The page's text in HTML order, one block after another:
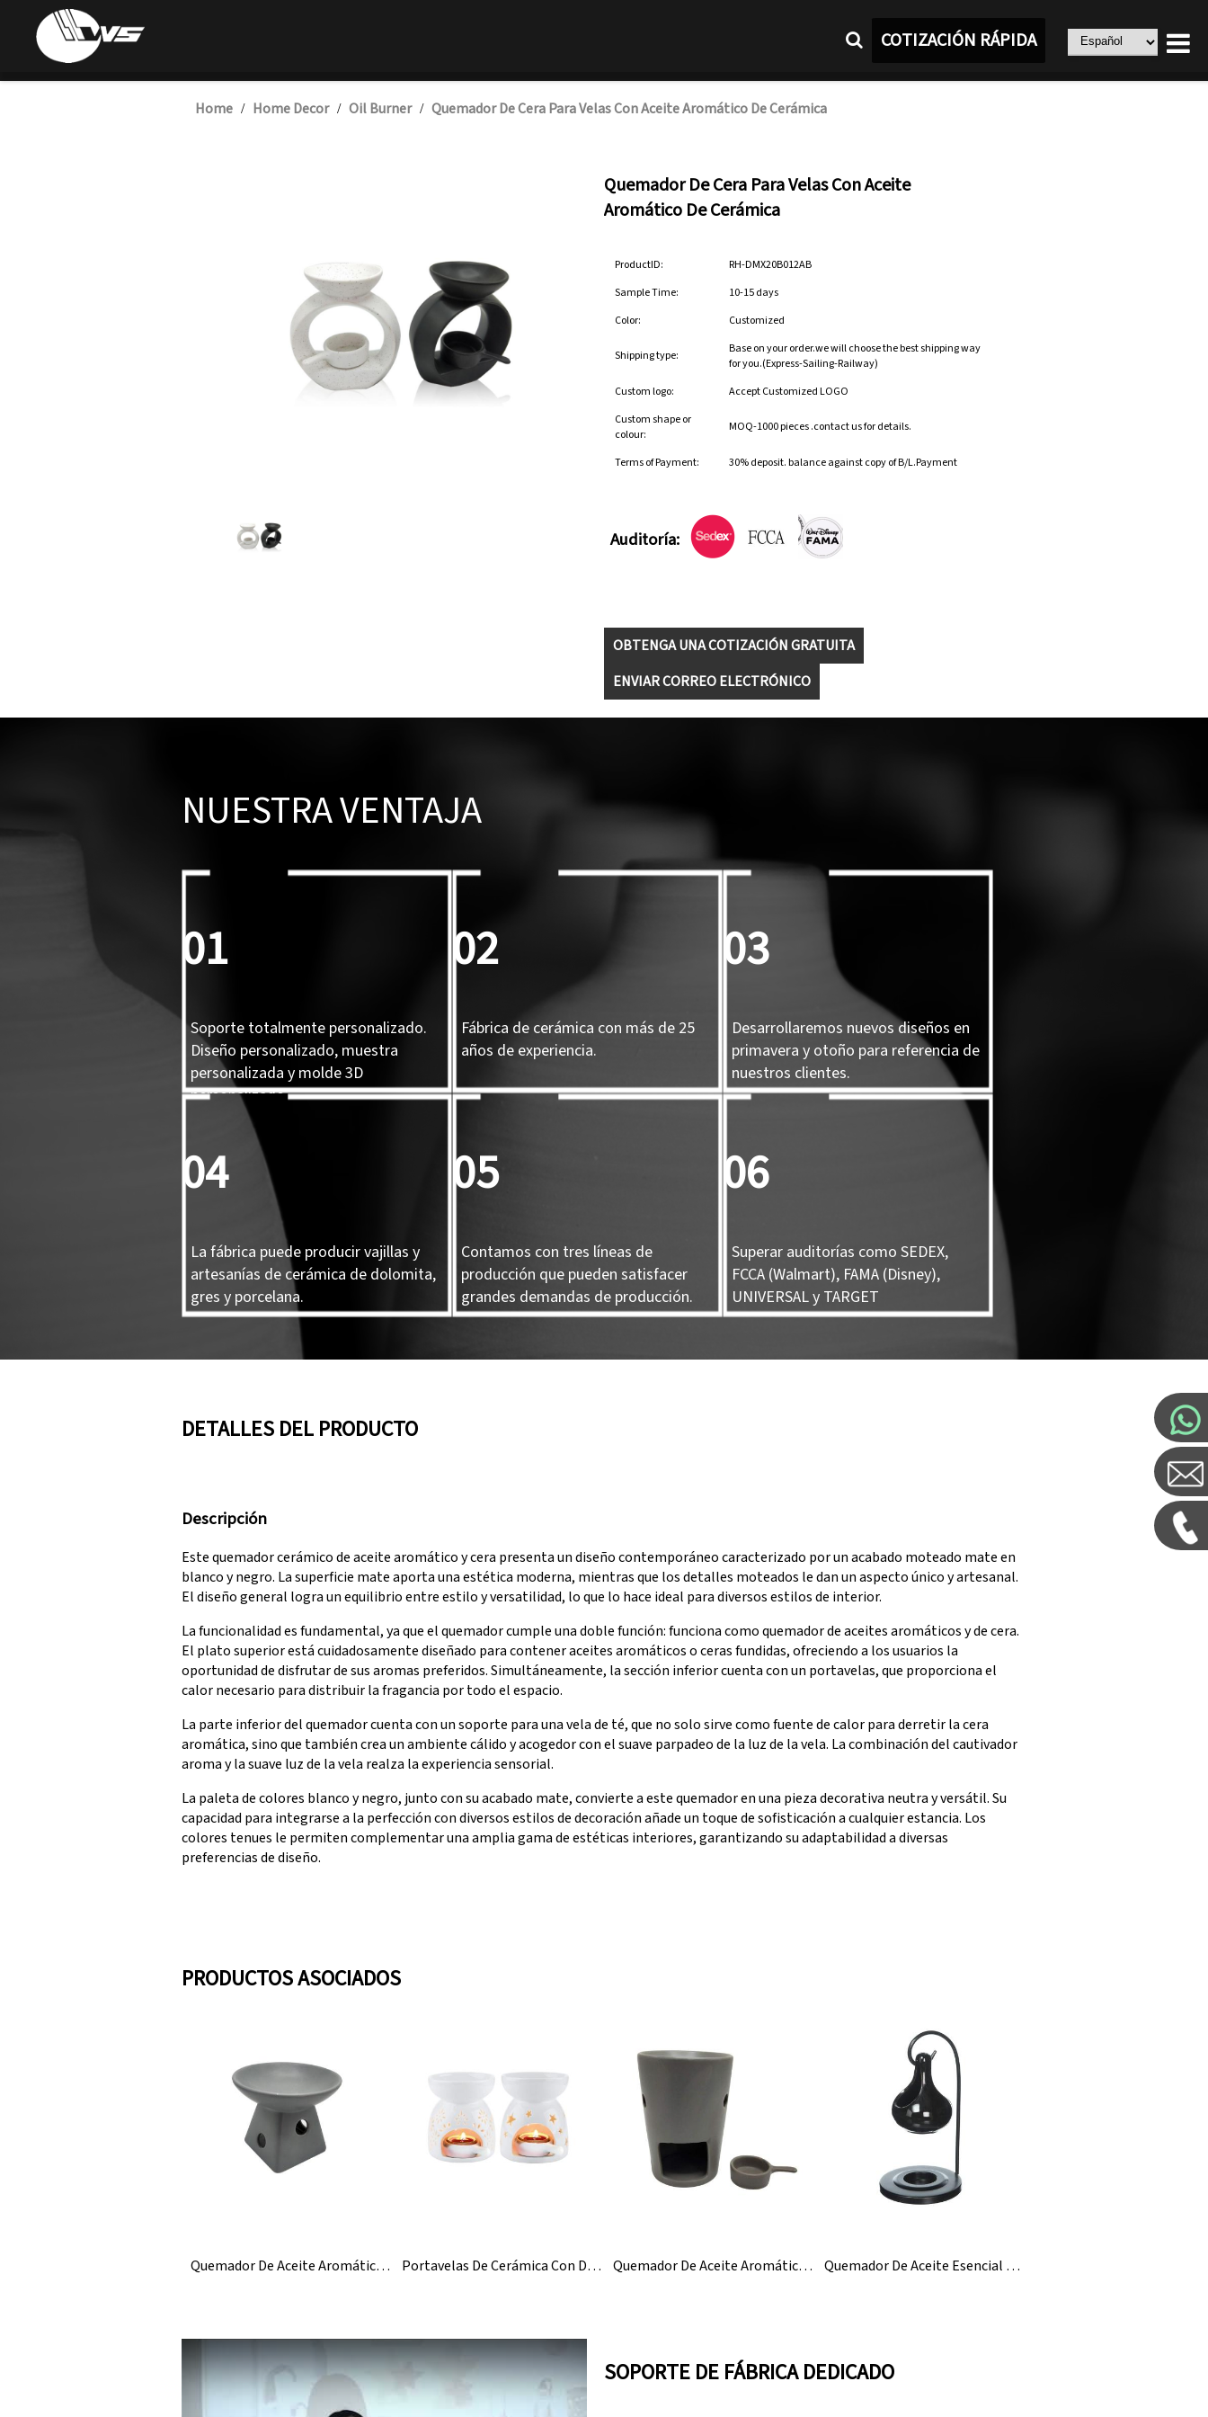
COTIZACIÓN RÁPIDA
Home / Home Decor / Oil Burner / Quemador De Cera Para Velas Con Aceite Aromático De Cerámica
Quemador De Cera Para Velas Con Aceite
Aromático De Cerámica
ProductID:
RH-DMX20B012AB
Sample Time:
10-15 days
Color:
Customized
Shipping type:
Base on your order.we will choose the best shipping way
for you.(Express-Sailing-Railway)
Custom logo:
Accept Customized LOGO
Custom shape or
colour:
MOQ-1000 pieces .contact us for details.
Terms of Payment: 30% deposit. balance against copy of B/L.Payment
Auditoría:
OBTENGA UNA COTIZACIÓN GRATUITA
ENVIAR CORREO ELECTRÓNICO
NUESTRA VENTAJA
01
Soporte totalmente personalizado.
Diseño personalizado, muestra
personalizada y molde 3D
personalizado.
02
Fábrica de cerámica con más de 25
años de experiencia.
03
Desarrollaremos nuevos diseños en
primavera y otoño para referencia de
nuestros clientes.
04
La fábrica puede producir vajillas y
artesanías de cerámica de dolomita,
gres y porcelana.
05
Contamos con tres líneas de
producción que pueden satisfacer
grandes demandas de producción.
06
Superar auditorías como SEDEX,
FCCA (Walmart), FAMA (Disney),
UNIVERSAL y TARGET
DETALLES DEL PRODUCTO
Descripción
Este quemador cerámico de aceite aromático y cera presenta un diseño contemporáneo caracterizado por un acabado moteado mate en
blanco y negro. La superficie mate aporta una estética moderna, mientras que los detalles moteados le dan un aspecto único y artesanal.
El diseño general logra un equilibrio entre estilo y versatilidad, lo que lo hace ideal para diversos estilos de interior.
La funcionalidad es fundamental, ya que el quemador cumple una doble función: funciona como quemador de aceites aromáticos y de cera.
El plato superior está cuidadosamente diseñado para contener aceites aromáticos o ceras fundidas, ofreciendo a los usuarios la
oportunidad de disfrutar de sus aromas preferidos. Simultáneamente, la sección inferior cuenta con un portavelas, que proporciona el
calor necesario para distribuir la fragancia por todo el espacio.
La parte inferior del quemador cuenta con un soporte para una vela de té, que no solo sirve como fuente de calor para derretir la cera
aromática, sino que también crea un ambiente cálido y acogedor con el suave parpadeo de la luz de la vela. La combinación del cautivador
aroma y la suave luz de la vela realza la experiencia sensorial.
La paleta de colores blanco y negro, junto con su acabado mate, convierte a este quemador en una pieza decorativa neutra y versátil. Su
capacidad para integrarse a la perfección con diversos estilos de decoración añade un toque de sofisticación a cualquier estancia. Los
colores tenues le permiten complementar una amplia gama de estéticas interiores, garantizando su adaptabilidad a diversas
preferencias de diseño.
PRODUCTOS ASOCIADOS
Quemador De Aceite Aromático De Cerámica Essential Aroma Portavelas De Cerámica Con Difusor De Aromas Esenciales Quemador De Aceite Aromático Para Velas De Té De Cerámica Esencial Quemador De Aceite Esencial Aromático De Cerámica Personalizado Al Por Mayor
SOPORTE DE FÁBRICA DEDICADO